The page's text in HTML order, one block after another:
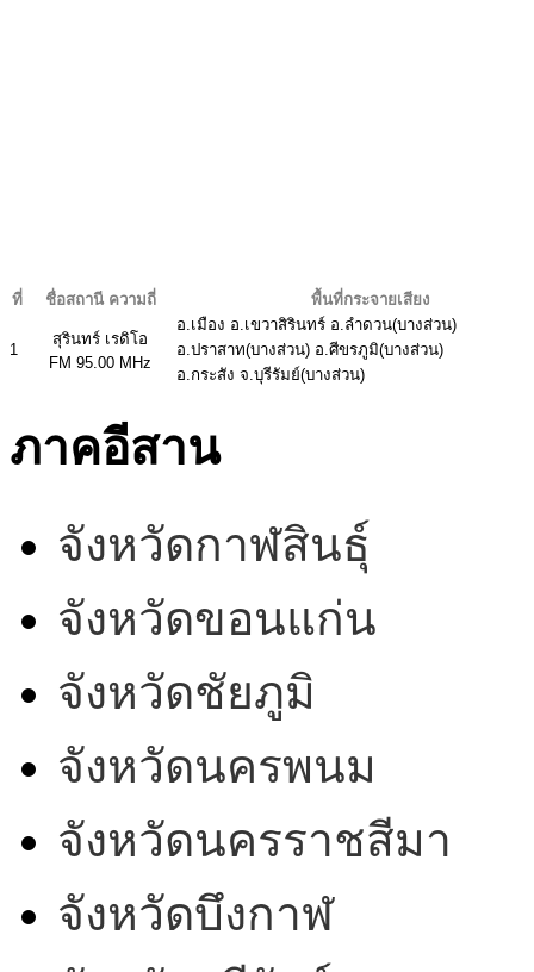
ที่ ชื่อสถานี ความถี่ พื้นที่กระจายเสียง
1
สุรินทร์ เรดิโอ
FM 95.00 MHz
อ.เมือง อ.เขวาสิรินทร์ อ.ลำดวน(บางส่วน)
อ.ปราสาท(บางส่วน) อ.ศีขรภูมิ(บางส่วน)
อ.กระสัง จ.บุรีรัมย์(บางส่วน)
ภาคอีสาน
จังหวัดกาฬสินธุ์
จังหวัดขอนแก่น
จังหวัดชัยภูมิ
จังหวัดนครพนม
จังหวัดนครราชสีมา
จังหวัดบึงกาฬ